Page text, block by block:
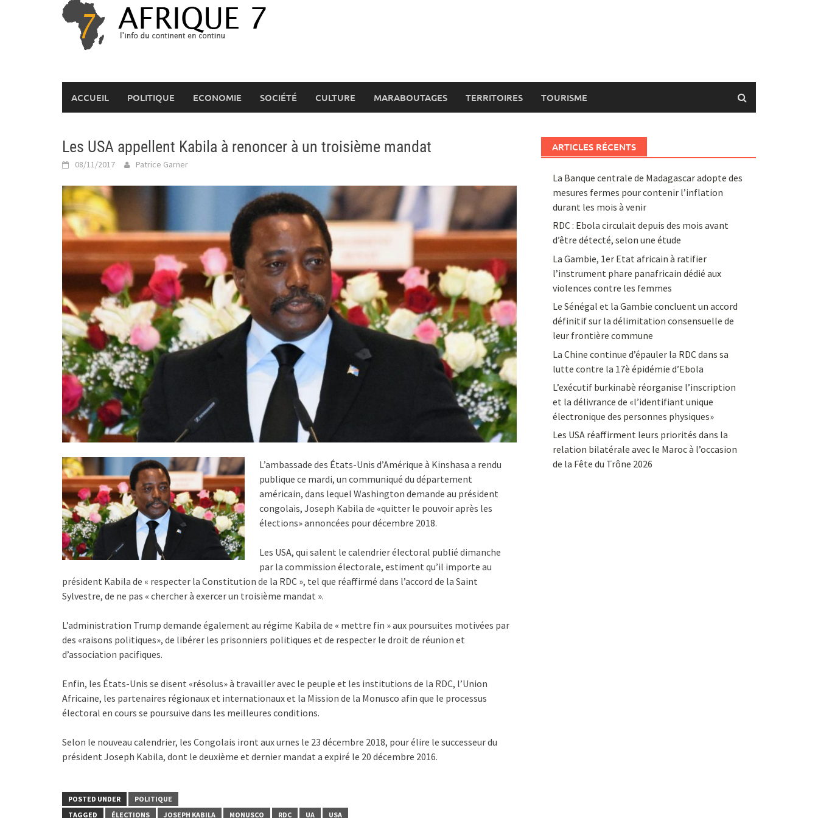
ACCUEIL POLITIQUE ECONOMIE SOCIÉTÉ CULTURE MARABOUTAGES TERRITOIRES TOURISME
Les USA appellent Kabila à renoncer à un troisième mandat
08/11/2017 Patrice Garner
L’ambassade des États-Unis d’Amérique à Kinshasa a rendu
publique ce mardi, un communiqué du département
américain, dans lequel Washington demande au président
congolais, Joseph Kabila de «quitter le pouvoir après les
élections» annoncées pour décembre 2018.
Les USA, qui salent le calendrier électoral publié dimanche
par la commission électorale, estiment qu’il importe au
président Kabila de « respecter la Constitution de la RDC », tel que réaffirmé dans l’accord de la Saint
Sylvestre, de ne pas « chercher à exercer un troisième mandat ».
L’administration Trump demande également au régime Kabila de « mettre fin » aux poursuites motivées par
des «raisons politiques», de libérer les prisonniers politiques et de respecter le droit de réunion et
d’association pacifiques.
Enfin, les États-Unis se disent «résolus» à travailler avec le peuple et les institutions de la RDC, l’Union
Africaine, les partenaires régionaux et internationaux et la Mission de la Monusco afin que le processus
électoral en cours se poursuive dans les meilleures conditions.
Selon le nouveau calendrier, les Congolais iront aux urnes le 23 décembre 2018, pour élire le successeur du
président Joseph Kabila, dont le deuxième et dernier mandat a expiré le 20 décembre 2016.
POSTED UNDER
POLITIQUE
TAGGED
ÉLECTIONS JOSEPH KABILA MONUSCO RDC UA USA
ARTICLES RÉCENTS
La Banque centrale de Madagascar adopte des
mesures fermes pour contenir l’inflation
durant les mois à venir
RDC : Ebola circulait depuis des mois avant
d’être détecté, selon une étude
La Gambie, 1er Etat africain à ratifier
l’instrument phare panafricain dédié aux
violences contre les femmes
Le Sénégal et la Gambie concluent un accord
définitif sur la délimitation consensuelle de
leur frontière commune
La Chine continue d’épauler la RDC dans sa
lutte contre la 17è épidémie d’Ebola
L’exécutif burkinabè réorganise l’inscription
et la délivrance de «l’identifiant unique
électronique des personnes physiques»
Les USA réaffirment leurs priorités dans la
relation bilatérale avec le Maroc à l’occasion
de la Fête du Trône 2026